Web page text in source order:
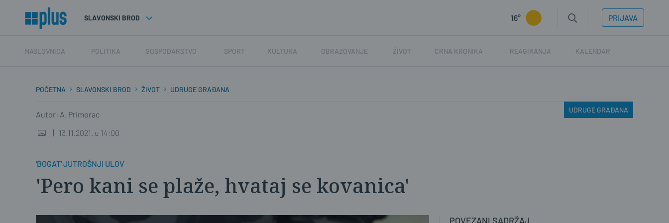
SLAVONSKI BROD 16° PRIJAVA
NASLOVNICA POLITIKA GOSPODARSTVO SPORT KULTURA OBRAZOVANJE ŽIVOT CRNA KRONIKA REAGIRANJA KALENDAR
POČETNA SLAVONSKI BROD ŽIVOT UDRUGE GRAĐANA
UDRUGE GRAĐANA
Autor: A. Primorac
13.11.2021. u 14:00
'BOGAT' JUTROŠNJI ULOV
'Pero kani se plaže, hvataj se kovanica'
POVEZANI SADRŽAJ